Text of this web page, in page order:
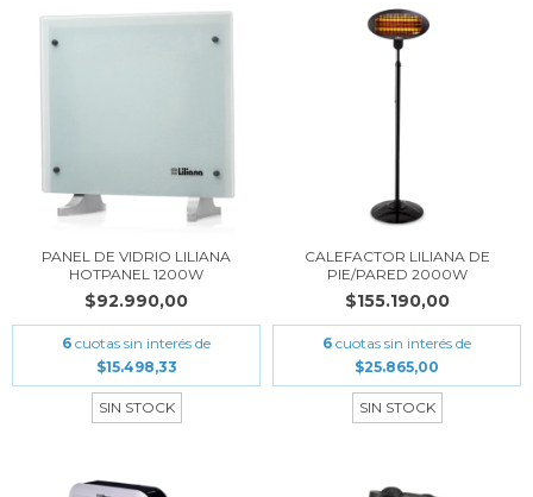
PANEL DE VIDRIO LILIANA
HOTPANEL 1200W
$92.990,00
6 cuotas sin interés de
$15.498,33
SIN STOCK
CALEFACTOR LILIANA DE
PIE/PARED 2000W
$155.190,00
6 cuotas sin interés de
$25.865,00
SIN STOCK